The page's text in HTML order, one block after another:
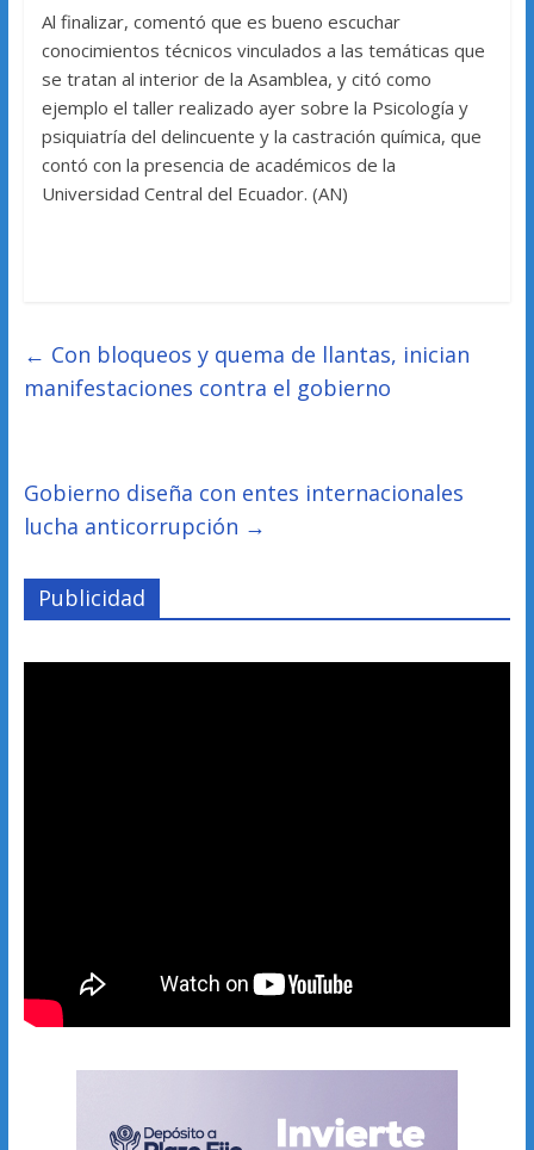
Al finalizar, comentó que es bueno escuchar
conocimientos técnicos vinculados a las temáticas que
se tratan al interior de la Asamblea, y citó como
ejemplo el taller realizado ayer sobre la Psicología y
psiquiatría del delincuente y la castración química, que
contó con la presencia de académicos de la
Universidad Central del Ecuador. (AN)
← Con bloqueos y quema de llantas, inician
manifestaciones contra el gobierno
Gobierno diseña con entes internacionales
lucha anticorrupción →
Publicidad